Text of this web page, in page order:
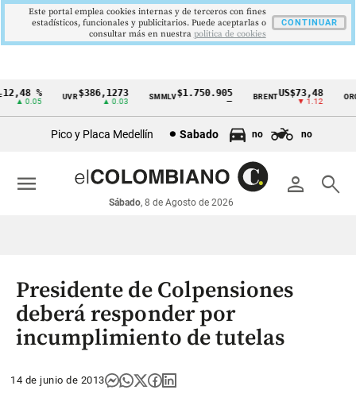
Cintillo
económicos
Colombia
%
▲ 0.05
UVR$386,1273
▲ 0.03
SMMLV$1.750.905 BRENTUS$73,48
▼ 1.12
ORO
Pico y Placa Medellín Sabado no no
person search
Sábado, 8 de Agosto de 2026
menu
Presidente de Colpensiones
deberá responder por
incumplimiento de tutelas
14 de junio de 2013
Este portal emplea cookies internas y de terceros con fines
estadísticos, funcionales y publicitarios. Puede aceptarlas o
consultar más en nuestra politica de cookies
CONTINUAR